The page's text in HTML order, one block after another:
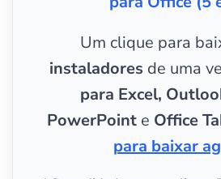
Um clique para
instaladores de uma
para Excel,
PowerPointe Office
para baixar